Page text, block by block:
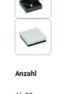
Anzahl